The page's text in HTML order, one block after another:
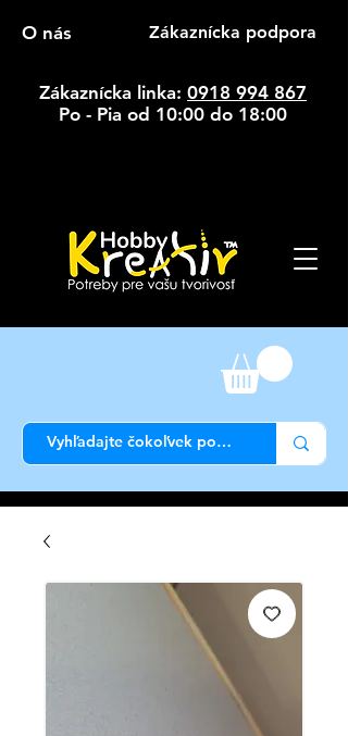
O nás Zákaznícka podpora
Zákaznícka linka: 0918 994 867
Po - Pia od 10:00 do 18:00